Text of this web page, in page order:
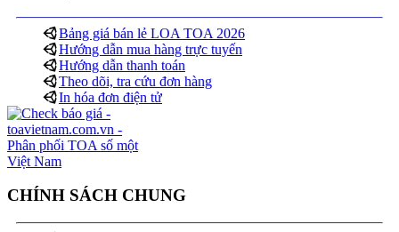
Bảng giá bán lẻ LOA TOA 2026
Hướng dẫn mua hàng trực tuyến
Hướng dẫn thanh toán
Theo dõi, tra cứu đơn hàng
In hóa đơn điện tử
CHÍNH SÁCH CHUNG